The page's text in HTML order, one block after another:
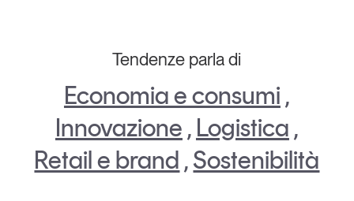
Tendenze parla di
Economia e consumi ,
Innovazione , Logistica ,
Retail e brand ,Sostenibilità